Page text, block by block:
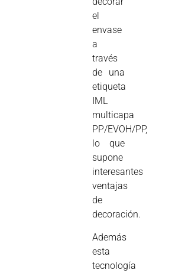
el
envase
a
través
de una
etiqueta
IML
multicapa
PP/EVOH/PP,
lo que
supone
interesantes
ventajas
de
decoración.
Además
esta
tecnología